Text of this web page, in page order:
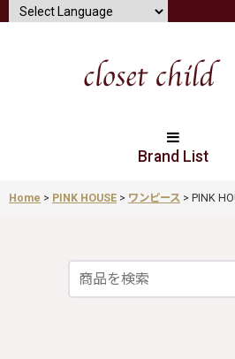
Brand List
Home > PINK HOUSE > ワンピース > PINK